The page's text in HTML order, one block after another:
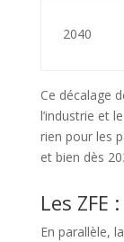
2040
Ce décalage
l’industrie et
rien pour les
et bien dès
Les ZFE
En parallèle,